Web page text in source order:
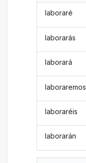
laboraré
laborarás
laborará
laboraremos
laboraréis
laborarán